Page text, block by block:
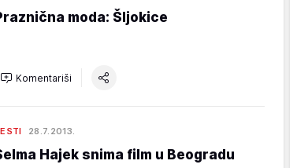
moda: Šljokice
Komentariši
28.7.2013.
Hajek snima film u Beogradu